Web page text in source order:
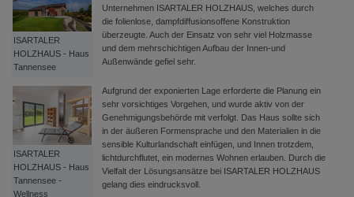
ISARTALER
HOLZHAUS - Haus
Tannensee
ISARTALER
HOLZHAUS - Haus
Tannensee -
Wellness
Unternehmen ISARTALER HOLZHAUS, welches durch
die folienlose, dampfdiffusionsoffene Konstruktion
überzeugte. Auch der Einsatz von sehr viel Holzmasse
und dem mehrschichtigen Aufbau der Innen-und
Außenwände gefiel sehr.
Aufgrund der exponierten Lage erforderte die Planung ein
sehr vorsichtiges Vorgehen, und wurde aktiv von der
Genehmigungsbehörde mit verfolgt. Das Haus sollte sich
in der äußeren Formensprache und den Materialien in die
sensible Kulturlandschaft einfügen, und Innen trotzdem,
lichtdurchflutet, ein modernes Wohnen erlauben. Durch die
Vielfalt der Lösungsansätze bei ISARTALER HOLZHAUS
gelang dies eindrucksvoll.